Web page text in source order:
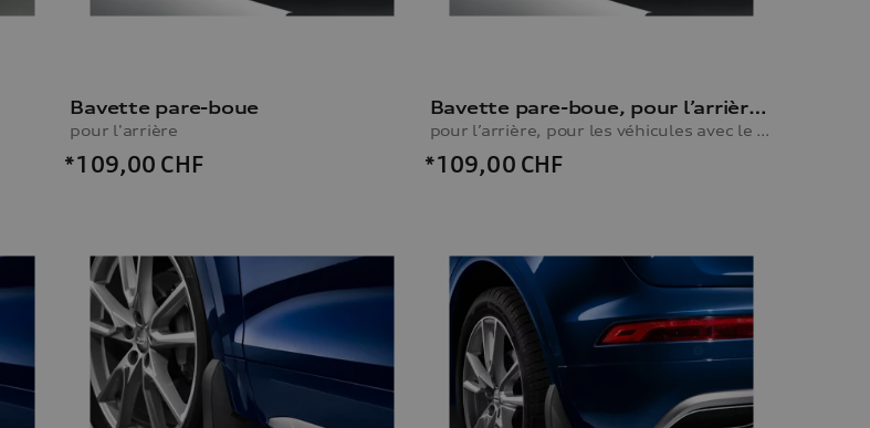
Bavette pare-boue
pour l'arrière
*109,00 CHF
Bavette pare-boue, pour l’arrière, pour les véhicules avec le pack extérieur S line
pour l’arrière, pour les véhicules avec le pack extérieur S line
*109,00 CHF